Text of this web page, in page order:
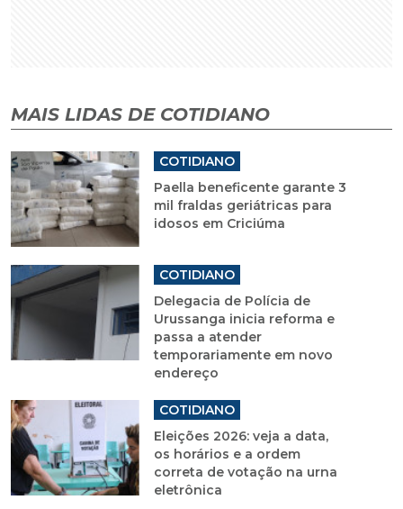
MAIS LIDAS DE COTIDIANO
COTIDIANO
Paella beneficente garante 3
mil fraldas geriátricas para
idosos em Criciúma
COTIDIANO
Delegacia de Polícia de
Urussanga inicia reforma e
passa a atender
temporariamente em novo
endereço
COTIDIANO
Eleições 2026: veja a data,
os horários e a ordem
correta de votação na urna
eletrônica